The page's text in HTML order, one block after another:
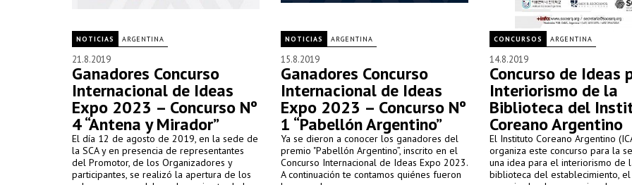
NOTICIAS ARGENTINA
21.8.2019
Ganadores Concurso
Internacional de Ideas
Expo 2023 – Concurso Nº
4 “Antena y Mirador”
El día 12 de agosto de 2019, en la sede de
la SCA y en presencia de representantes
del Promotor, de los Organizadores y
participantes, se realizó la apertura de los
NOTICIAS ARGENTINA
15.8.2019
Ganadores Concurso
Internacional de Ideas
Expo 2023 – Concurso Nº
1 “Pabellón Argentino”
Ya se dieron a conocer los ganadores del
premio "Pabellón Argentino”, inscrito en el
Concurso Internacional de Ideas Expo 2023.
A continuación te contamos quiénes fueron
CONCURSOS ARGENTINA
14.8.2019
Concurso de Ideas
Interiorismo de la
Biblioteca del
Coreano Argentino
El Instituto Coreano Argentino
organiza este concurso para la
una idea para el interiorismo de
biblioteca del establecimiento, el